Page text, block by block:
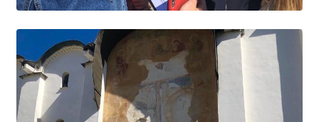
Программа воспитания
Противодействие терроризму
Профилактическая работа
Работа педагога-психолога
Студенческий совет
Студенческий спортивный клуб